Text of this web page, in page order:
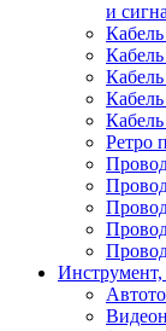
и
Ретро
Инструмент,